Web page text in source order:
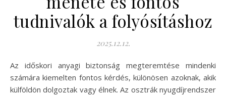
tudnivalók a folyósításhoz
2025.12.12.
Az időskori anyagi biztonság megteremtése mindenki
számára kiemelten fontos kérdés, különösen azoknak, akik
külföldön dolgoztak vagy élnek. Az osztrák nyugdíjrendszer